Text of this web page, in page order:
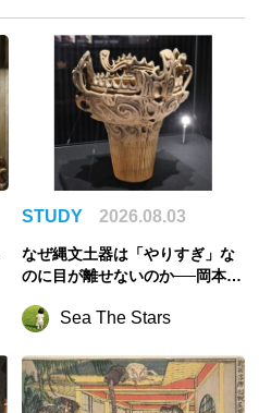
STUDY 2026.08.03
なぜ縄文土器は「やりすぎ」な
のに目が離せないのか──岡本太
脱
Sea The Stars